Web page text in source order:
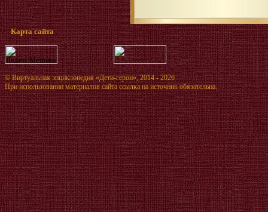
Карта сайта
©Виртуальная энциклопедия «Дети-герои», 2014 - 2026
При использовании материалов сайта ссылка на источник обязательна.